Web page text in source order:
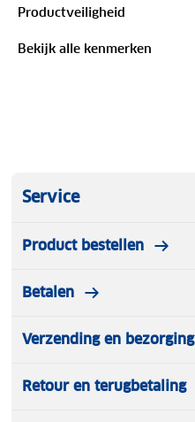
Productveiligheid
Bekijk alle kenmerken
Service
Product bestellen
Betalen
Verzending en bezorging
Retour en terugbetaling